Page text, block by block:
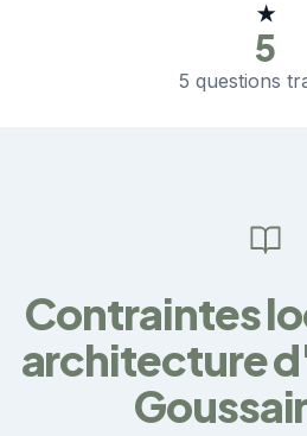
★
5
5 questions
Contraintes
architecture